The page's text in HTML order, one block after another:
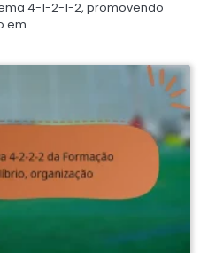
4-1-2-1-2, promovendo
em…